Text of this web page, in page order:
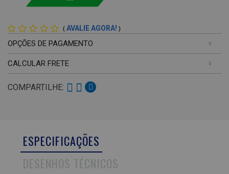
(AVALIE AGORA! )
OPÇÕES DE PAGAMENTO
CALCULAR FRETE
COMPARTILHE:
ESPECIFICAÇÕES
DESENHOS TÉCNICOS